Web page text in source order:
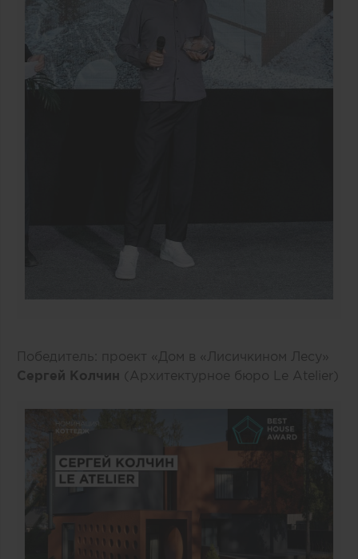
Победитель: проект «Дом в «Лисичкином Лесу»
Сергей Колчин (Архитектурное бюро Le Atelier)